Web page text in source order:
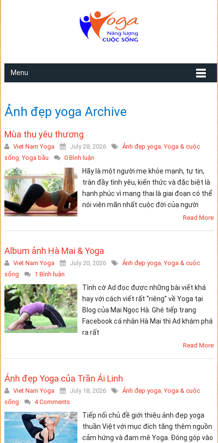
Menu
Ảnh đẹp yoga Archive
Mùa thu yêu thương
Viet Nam Yoga July 28, 2026 Ảnh đẹp yoga,Yoga & cuộc
sống,Yoga bầu 0 Bình luận
Hãy là một người mẹ khỏe mạnh, tự tin,
tràn đầy tình yêu, kiến thức và đặc biệt là
hạnh phúc vì mang thai là giai đoạn có thể
nói viên mãn nhất cuộc đời của người
Read More
Album ảnh Hà Mai & Yoga
Viet Nam Yoga July 20, 2026 Ảnh đẹp yoga,Yoga & cuộc
sống
1 Bình luận
Tình cờ Ad đọc được những bài viết khá
hay với cách viết rất “riêng” về Yoga tại
Blog của Mai Ngọc Hà. Ghé tiếp trang
Facebook cá nhân Hà Mai thì Ad khám phá
ra rất
Read More
Ảnh đẹp Yoga của Trần Ái Linh
Viet Nam Yoga July 18, 2026 Ảnh đẹp yoga,Yoga & cuộc
sống
4 Comments
Tiếp nối chủ đề giới thiệu ảnh đẹp yoga
thuần Việt với mục đích tăng thêm nguồn
cảm hứng và đam mê Yoga. Đóng góp vào